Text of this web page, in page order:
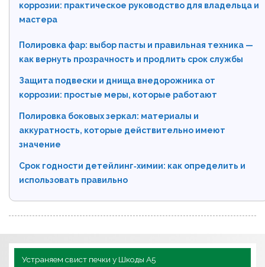
коррозии: практическое руководство для владельца и
мастера
Полировка фар: выбор пасты и правильная техника —
как вернуть прозрачность и продлить срок службы
Защита подвески и днища внедорожника от
коррозии: простые меры, которые работают
Полировка боковых зеркал: материалы и
аккуратность, которые действительно имеют
значение
Срок годности детейлинг‑химии: как определить и
использовать правильно
Устраняем свист печки у Шкоды А5